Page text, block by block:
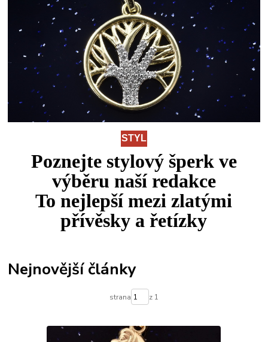
STYL
Poznejte stylový šperk ve
výběru naší redakce
To nejlepší mezi zlatými
přívěsky a řetízky
Nejnovější články
strana z 1